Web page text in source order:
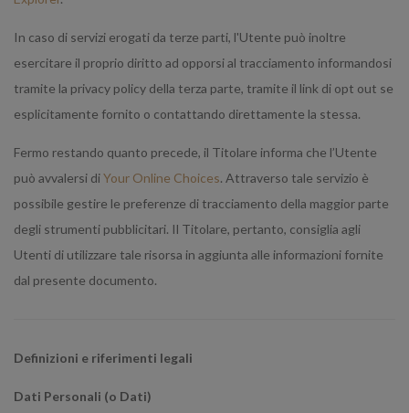
In caso di servizi erogati da terze parti, l'Utente può inoltre
esercitare il proprio diritto ad opporsi al tracciamento informandosi
tramite la privacy policy della terza parte, tramite il link di opt out se
esplicitamente fornito o contattando direttamente la stessa.
Fermo restando quanto precede, il Titolare informa che l’Utente
può avvalersi diYour Online Choices. Attraverso tale servizio è
possibile gestire le preferenze di tracciamento della maggior parte
degli strumenti pubblicitari. Il Titolare, pertanto, consiglia agli
Utenti di utilizzare tale risorsa in aggiunta alle informazioni fornite
dal presente documento.
Definizioni e riferimenti legali
Dati Personali (o Dati)